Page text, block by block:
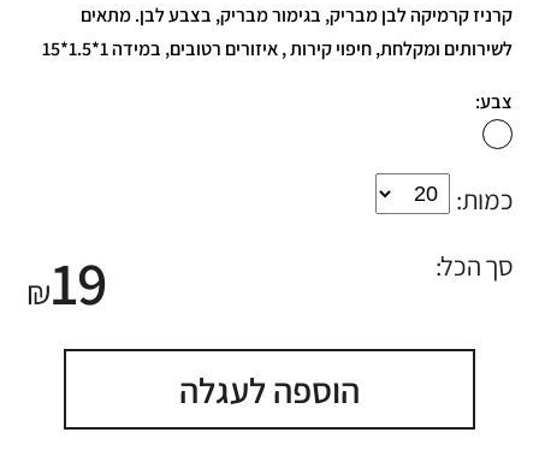
קרניז קרמיקה לבן מבריק, בגימור מבריק, בצבע לבן. מתאים
לשירותים ומקלחת, חיפוי קירות , איזורים רטובים, במידה 1*1.5*15
צבע:
כמות:
סך הכל:
19
₪
הוספה לעגלה